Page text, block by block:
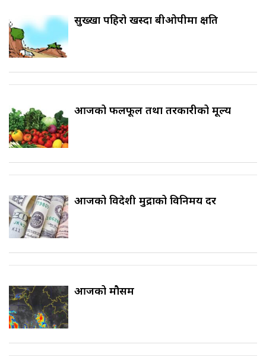
सुख्खा पहिरो खस्दा बीओपीमा क्षति
आजको फलफूल तथा तरकारीको मूल्य
आजको विदेशी मुद्राको विनिमय दर
आजको मौसम